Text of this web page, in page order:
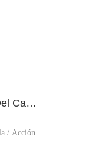
Las Bellas Del Campus
Romance / Escuela / Acción / Rodeada por lindos / Otaku / Harén / Lindo escolar